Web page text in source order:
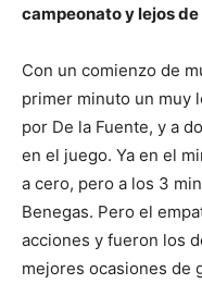
campeonato y lejos
Con un comienzo de
primer minuto un muy
por De la Fuente, y a
en el juego. Ya en el
a cero, pero a los 3
Benegas. Pero el
acciones y fueron los
mejores ocasiones de